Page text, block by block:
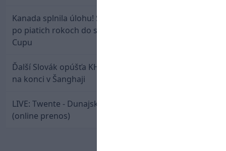
Kanada splnila úlohu! Slovenská osemnástka mieri
po piatich rokoch do semifinále Hlinka Gretzky
Cupu
Ďalší Slovák opúšťa KHL. Patrik Rybár sa dohodol
na konci v Šanghaji
LIVE: Twente - Dunajská Streda / Konferenčná liga
(online prenos)